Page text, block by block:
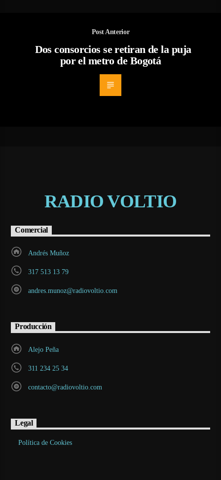
Post Anterior
Dos consorcios se retiran de la puja
por el metro de Bogotá
RADIO VOLTIO
Comercial
Andrés Muñoz
317 513 13 79
andres.munoz@radiovoltio.com
Producción
Alejo Peña
311 234 25 34
contacto@radiovoltio.com
Legal
Política de Cookies